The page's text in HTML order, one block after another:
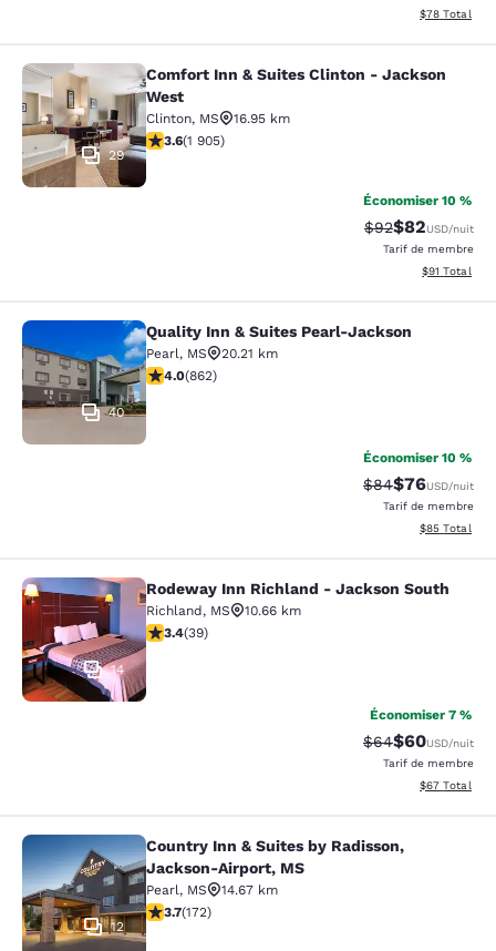
Afficher les
$78 Total
Comfort Inn & Suites Clinton -
29
Comfort Inn & Suites Clinton - Jackson
West
Clinton, MS
16.95 km
3.58 étoiles. Bien. 1905 commentaires
3.6(1 905)
Économiser 10 %
Tarif barré :
$92Tarif réduit :
$82USD/nuit
Tarif de membre
Afficher les
$91 Total
Quality Inn & Suites Pearl-Jackson
40
Quality Inn & Suites Pearl-Jackson
Pearl, MS
20.21 km
4.02 étoiles. Très bon. 862 commentaires
4.0(862)
Économiser 10 %
Tarif barré :
$84Tarif réduit :
$76USD/nuit
Tarif de membre
Afficher les
$85 Total
Rodeway Inn Richland - Jackson
14
Rodeway Inn Richland - Jackson South
Richland, MS
10.66 km
3.44 étoiles. Bien. 39 commentaires
3.4(39)
Économiser 7 %
Tarif barré :
$64Tarif réduit :
$60USD/nuit
Tarif de membre
Afficher les
$67 Total
Country Inn & Suites by Radisson,
12
Country Inn & Suites by Radisson,
Jackson-Airport, MS
Pearl, MS
14.67 km
3.69 étoiles. Bien. 172 commentaires
3.7(172)